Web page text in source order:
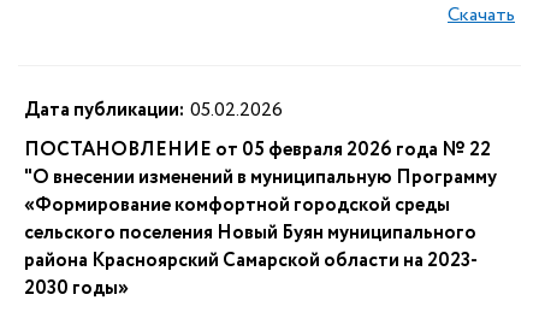
Скачать
Дата публикации: 05.02.2026
ПОСТАНОВЛЕНИЕ от 05 февраля 2026 года № 22
"О внесении изменений в муниципальную Программу
«Формирование комфортной городской среды
сельского поселения Новый Буян муниципального
района Красноярский Самарской области на 2023-
2030 годы»